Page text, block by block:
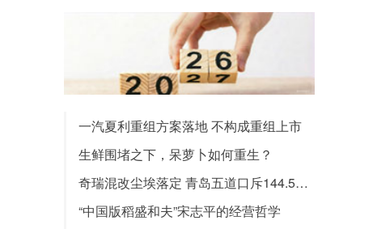
一汽夏利重组方案落地 不构成重组上市
生鲜围堵之下，呆萝卜如何重生？
奇瑞混改尘埃落定 青岛五道口斥144.5亿胜出
“中国版稻盛和夫”宋志平的经营哲学